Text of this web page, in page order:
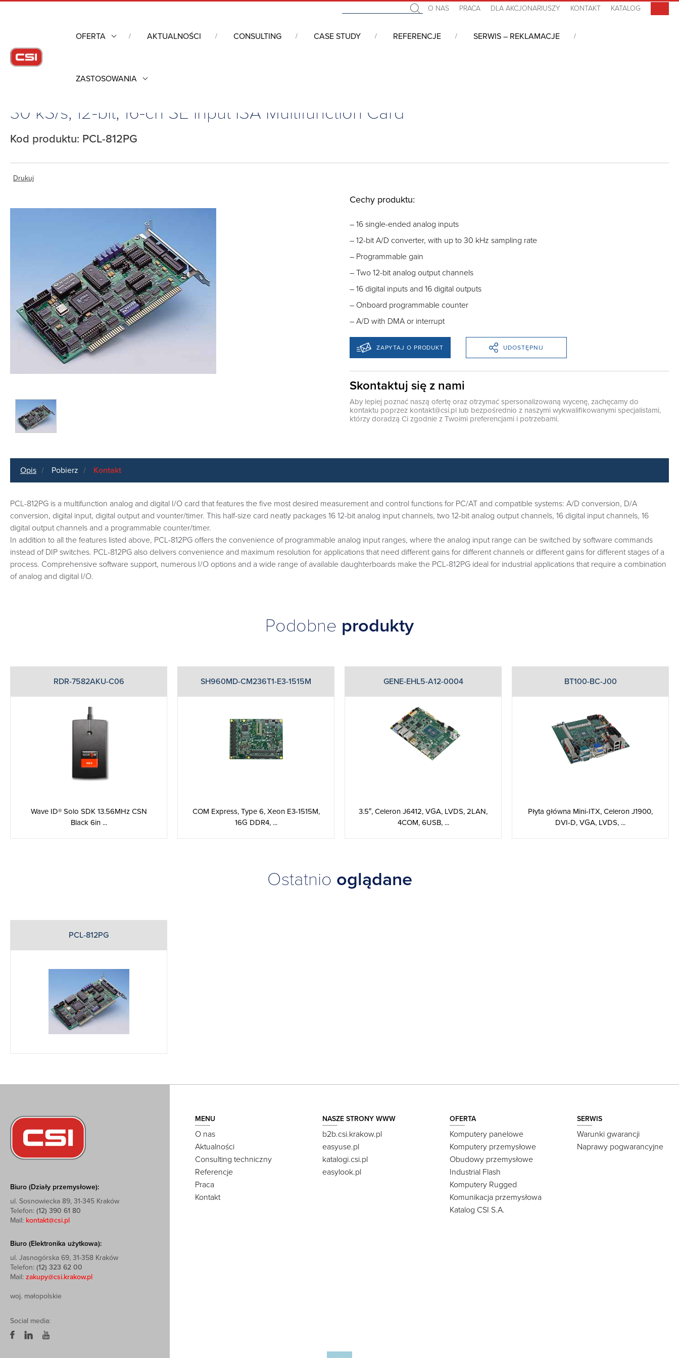
O NAS PRACA DLA AKCJONARIUSZY KONTAKT KATALOG
OFERTA AKTUALNOŚCI CONSULTING CASE STUDY REFERENCJE SERWIS – REKLAMACJE
ZASTOSOWANIA
Komputery przemysłowe
30 kS/s, 12-bit, 16-ch SE Input ISA Multifunction Card
Kod produktu: PCL-812PG
Drukuj
Cechy produktu:
– 16 single-ended analog inputs
– 12-bit A/D converter, with up to 30 kHz sampling rate
– Programmable gain
– Two 12-bit analog output channels
– 16 digital inputs and 16 digital outputs
– Onboard programmable counter
– A/D with DMA or interrupt
ZAPYTAJ O PRODUKT UDOSTĘPNIJ
Skontaktuj się z nami
Aby lepiej poznać naszą ofertę oraz otrzymać spersonalizowaną wycenę, zachęcamy do
kontaktu poprzez kontakt@csi.pl lub bezpośrednio z naszymi wykwalifikowanymi specjalistami,
którzy doradzą Ci zgodnie z Twoimi preferencjami i potrzebami.
Opis Pobierz Kontakt
PCL-812PG is a multifunction analog and digital I/O card that features the five most desired measurement and control functions for PC/AT and compatible systems: A/D conversion, D/A
conversion, digital input, digital output and vounter/timer. This half-size card neatly packages 16 12-bit analog input channels, two 12-bit analog output channels, 16 digital input channels, 16
digital output channels and a programmable counter/timer.
In addition to all the features listed above, PCL-812PG offers the convenience of programmable analog input ranges, where the analog input range can be switched by software commands
instead of DIP switches. PCL-812PG also delivers convenience and maximum resolution for applications that need different gains for different channels or different gains for different stages of a
process. Comprehensive software support, numerous I/O options and a wide range of available daughterboards make the PCL-812PG ideal for industrial applications that require a combination
of analog and digital I/O.
Podobne produkty
RDR-7582AKU-C06
Wave ID® Solo SDK 13.56MHz CSN
Black 6in ...
SH960MD-CM236T1-E3-1515M
COM Express, Type 6, Xeon E3-1515M,
16G DDR4, ...
GENE-EHL5-A12-0004
3.5″, Celeron J6412, VGA, LVDS, 2LAN,
4COM, 6USB, ...
BT100-BC-J00
Płyta główna Mini-ITX, Celeron J1900,
DVI-D, VGA, LVDS, ...
Ostatnio oglądane
PCL-812PG
Biuro (Działy przemysłowe):
ul. Sosnowiecka 89, 31-345 Kraków
Telefon: (12) 390 61 80
Mail: kontakt@csi.pl
Biuro (Elektronika użytkowa):
ul. Jasnogórska 69, 31-358 Kraków
Telefon: (12) 323 62 00
Mail: zakupy@csi.krakow.pl
woj. małopolskie
Social media:
MENU
O nas
Aktualności
Consulting techniczny
Referencje
Praca
Kontakt
NASZE STRONY WWW
b2b.csi.krakow.pl
easyuse.pl
katalogi.csi.pl
easylook.pl
OFERTA
Komputery panelowe
Komputery przemysłowe
Obudowy przemysłowe
Industrial Flash
Komputery Rugged
Komunikacja przemysłowa
Katalog CSI S.A.
SERWIS
Warunki gwarancji
Naprawy pogwarancyjne